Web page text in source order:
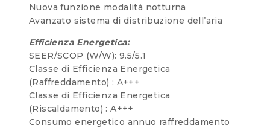
Nuova funzione modalità notturna
Avanzato sistema di distribuzione dell’aria
Efficienza Energetica:
SEER/SCOP (W/W): 9.5/5.1
Classe di Efficienza Energetica
(Raffreddamento) : A+++
Classe di Efficienza Energetica
(Riscaldamento) : A+++
Consumo energetico annuo raffreddamento